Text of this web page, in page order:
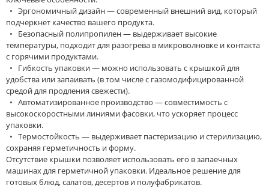
• Эргономичный дизайн — современный внешний вид, который
подчеркнет качество вашего продукта.
• Безопасный полипропилен — выдерживает высокие
температуры, подходит для разогрева в микроволновке и контакта
с горячими продуктами.
• Гибкость упаковки — можно использовать с крышкой для
удобства или запаивать (в том числе с газомодифицированной
средой для продления свежести).
• Автоматизированное производство — совместимость с
высокоскоростными линиями фасовки, что ускоряет процесс
упаковки.
• Термостойкость — выдерживает пастеризацию и стерилизацию,
сохраняя герметичность и форму.
Отсутствие крышки позволяет использовать его в запаечных
машинах для герметичной упаковки. Идеальное решение для
готовых блюд, салатов, десертов и полуфабрикатов.